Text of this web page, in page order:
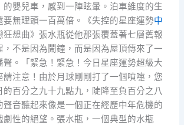
的嬰兒車，感到一陣眩暈。泊車維度的生
要無理頭一百萬倍。《失控的星座運勢中
狂想曲》張水瓶從他那張覆蓋著七層舊報
，不是因為鬧鐘，而是因為屋頂傳來了一
聲。「緊急！緊急！今日星座運勢超級大
請注意！由於月球剛剛打了一個噴嚏，您
的百分之九十九點九，陡降至負百分之八
聲音聽起來像是一個正在經歷中年危機的
劇性的絕望。張水瓶，一個典型的水瓶